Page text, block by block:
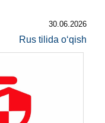
30.06.2026
Rus tilida oʻqish